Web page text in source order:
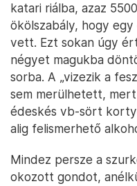
katari riálba, azaz
ökölszabály, hogy
vett. Ezt sokan úgy
négyet magukba
sorba. A „vizezik a
sem merülhetett,
édeskés vb-sört
alig felismerhető
Mindez persze a
okozott gondot,